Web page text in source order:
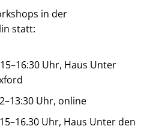
in der
statt:
Uhr, Haus Unter
Uhr, online
Uhr, Haus Unter den